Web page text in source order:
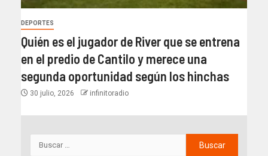
DEPORTES
Quién es el jugador de River que se entrena
en el predio de Cantilo y merece una
segunda oportunidad según los hinchas
30 julio, 2026 infinitoradio